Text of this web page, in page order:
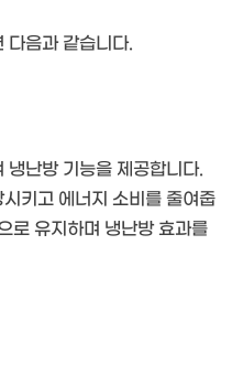
다음과 같습니다.
냉난방 기능을 제공합니다.
키고 에너지 소비를 줄여줍
로 유지하며 냉난방 효과를